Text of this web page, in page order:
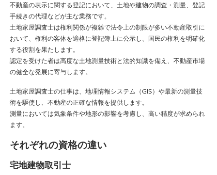
不動産の表示に関する登記において、土地や建物の調査・測量、登記
手続きの代理などが主な業務です。
土地家屋調査士は権利関係が複雑で法令上の制限が多い不動産取引に
おいて、権利の客体を適格に登記簿上に公示し、国民の権利を明確化
する役割を果たします。
認定を受けた者は高度な土地測量技術と法的知識を備え、不動産市場
の健全な発展に寄与します。
土地家屋調査士の仕事は、地理情報システム（GIS）や最新の測量技
術を駆使し、不動産の正確な情報を提供します。
測量においては気象条件や地形の影響を考慮し、高い精度が求められ
ます。
それぞれの資格の違い
宅地建物取引士